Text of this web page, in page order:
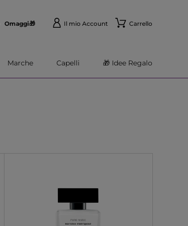
Omaggi🎁 Il mio Account Carrello
Marche Capelli 🎁 Idee Regalo